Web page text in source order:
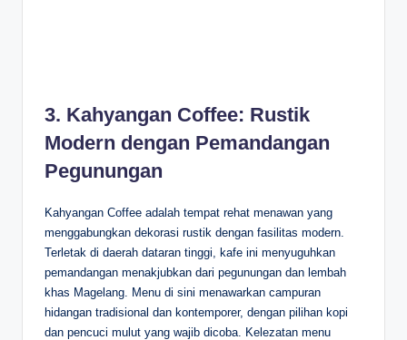
3. Kahyangan Coffee: Rustik
Modern dengan Pemandangan
Pegunungan
Kahyangan Coffee adalah tempat rehat menawan yang
menggabungkan dekorasi rustik dengan fasilitas modern.
Terletak di daerah dataran tinggi, kafe ini menyuguhkan
pemandangan menakjubkan dari pegunungan dan lembah
khas Magelang. Menu di sini menawarkan campuran
hidangan tradisional dan kontemporer, dengan pilihan kopi
dan pencuci mulut yang wajib dicoba. Kelezatan menu